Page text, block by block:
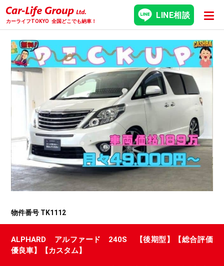
カーライフTOKYO 全国どこでも納車！
LINE相談
物件番号 TK1112
ALPHARD アルファード 240S 【後期型】【総合評価
優良車】【カスタム】